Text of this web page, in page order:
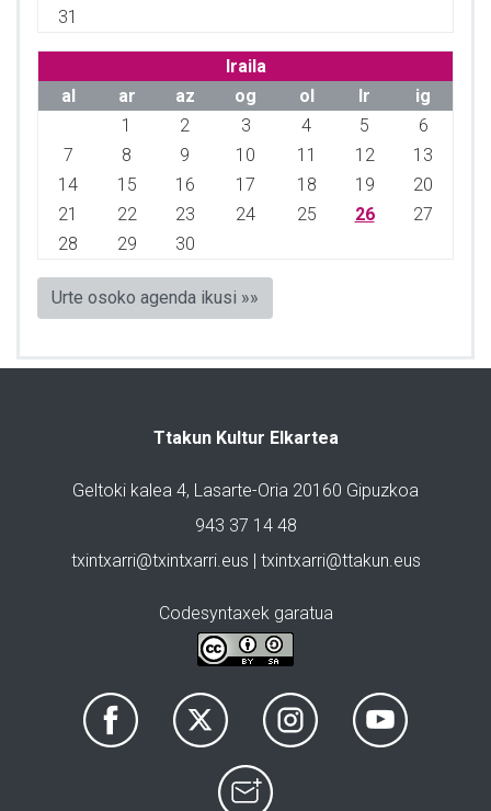
31
Iraila
al
ar az og ol lr
ig
1
2 3 4 5
6
7
8 9 10 11 12
13
14
15 16 17 18 19
20
21
22 23 24 25 26
27
28
29 30
Urte osoko agenda ikusi »»
Ttakun Kultur Elkartea
Geltoki kalea 4, Lasarte-Oria 20160 Gipuzkoa
943 37 14 48
txintxarri@txintxarri.eus | txintxarri@ttakun.eus
Codesyntaxek garatua